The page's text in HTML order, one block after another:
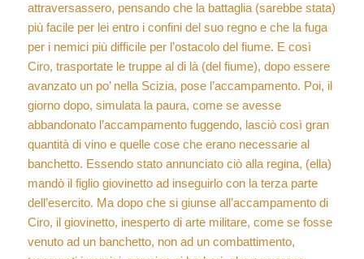
attraversassero, pensando che la battaglia (sarebbe stata)
più facile per lei entro i confini del suo regno e che la fuga
per i nemici più difficile per l’ostacolo del fiume. E così
Ciro, trasportate le truppe al di là (del fiume), dopo essere
avanzato un po’ nella Scizia, pose l’accampamento. Poi, il
giorno dopo, simulata la paura, come se avesse
abbandonato l’accampamento fuggendo, lasciò così gran
quantità di vino e quelle cose che erano necessarie al
banchetto. Essendo stato annunciato ciò alla regina, (ella)
mandò il figlio giovinetto ad inseguirlo con la terza parte
dell’esercito. Ma dopo che si giunse all’accampamento di
Ciro, il giovinetto, inesperto di arte militare, come se fosse
venuto ad un banchetto, non ad un combattimento,